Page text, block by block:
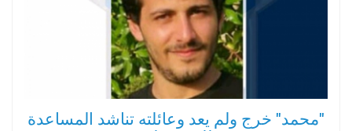
"محمد" خرج ولم يعد وعائلته تناشد المساعدة